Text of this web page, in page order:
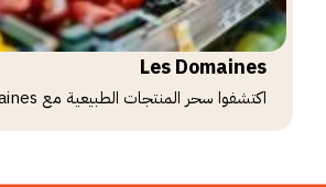
Les Domaines
اكتشفوا سحر المنتجات الطبيعية مع Les Domaines